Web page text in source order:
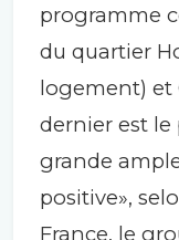
programme
du quartier
logement) et
dernier est
grande
positive»,
France, le